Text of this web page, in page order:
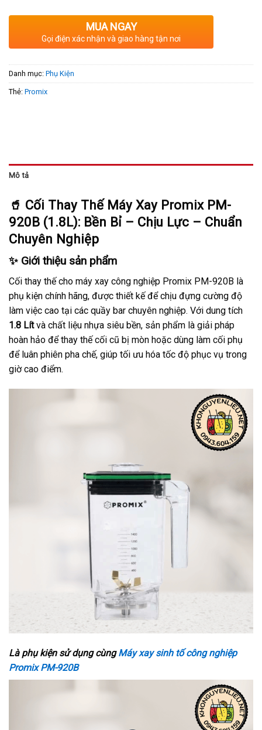
MUA NGAY
Gọi điện xác nhận và giao hàng tận nơi
Danh mục: Phụ Kiện
Thẻ: Promix
Mô tả
🥤 Cối Thay Thế Máy Xay Promix PM-
920B (1.8L): Bền Bỉ – Chịu Lực – Chuẩn
Chuyên Nghiệp
✨ Giới thiệu sản phẩm
Cối thay thế cho máy xay công nghiệp Promix PM-920B là
phụ kiện chính hãng, được thiết kế để chịu đựng cường độ
làm việc cao tại các quầy bar chuyên nghiệp. Với dung tích
1.8 Lítvà chất liệu nhựa siêu bền, sản phẩm là giải pháp
hoàn hảo để thay thế cối cũ bị mòn hoặc dùng làm cối phụ
để luân phiên pha chế, giúp tối ưu hóa tốc độ phục vụ trong
giờ cao điểm.
Là phụ kiện sử dụng cùngMáy xay sinh tố công nghiệp
Promix PM-920B